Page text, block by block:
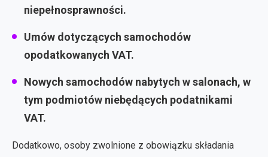
niepełnosprawności.
Umów dotyczących samochodów
opodatkowanych VAT.
Nowych samochodów nabytych w salonach, w
tym podmiotów niebędących podatnikami
VAT.
Dodatkowo, osoby zwolnione z obowiązku składania